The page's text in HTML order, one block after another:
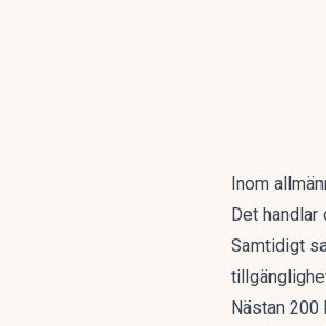
Inom
Det
Samtidigt
Nästan